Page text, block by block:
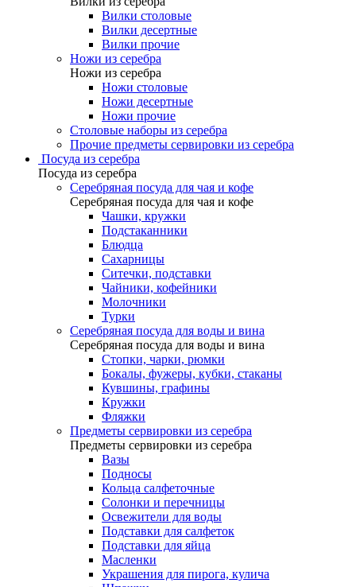
Вилки столовые
Вилки десертные
Вилки прочие
Ножи из серебра
Ножи из серебра
Ножи столовые
Ножи десертные
Ножи прочие
Столовые наборы из серебра
Прочие предметы сервировки из серебра
Посуда из серебра
Посуда из серебра
Серебряная посуда для чая и кофе
Серебряная посуда для чая и кофе
Чашки, кружки
Подстаканники
Блюдца
Сахарницы
Ситечки, подставки
Чайники, кофейники
Молочники
Турки
Серебряная посуда для воды и вина
Серебряная посуда для воды и вина
Стопки, чарки, рюмки
Бокалы, фужеры, кубки, стаканы
Кувшины, графины
Кружки
Фляжки
Предметы сервировки из серебра
Предметы сервировки из серебра
Вазы
Подносы
Кольца салфеточные
Солонки и перечницы
Освежители для воды
Подставки для салфеток
Подставки для яйца
Масленки
Украшения для пирога, кулича